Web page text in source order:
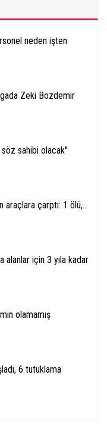
neden işten
Zeki Bozdemir
sahibi olacak''
araçlara çarptı: 1 ölü,...
alanlar için 3 yıla kadar
olamamış
6 tutuklama